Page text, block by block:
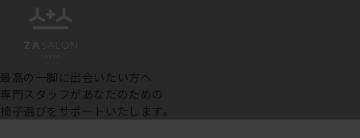
最高の一脚に出会いたい方へ
専門スタッフがあなたのための
椅子選びをサポートいたします。